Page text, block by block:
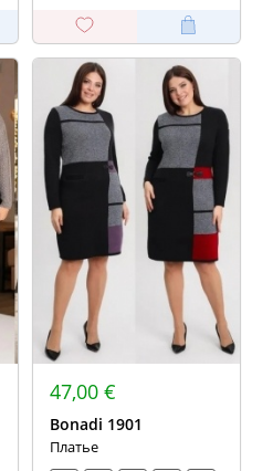
47,00 €
Bonadi 1901
Платье